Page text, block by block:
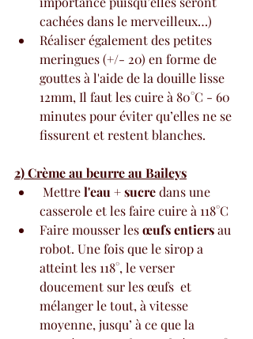
cachées dans le merveilleux…)
Réaliser également des petites
meringues (+/- 20) en forme de
gouttes à l'aide de la douille lisse
12mm, Il faut les cuire à 80°C - 60
minutes pour éviter qu’elles ne se
fissurent et restent blanches.
2) Crème au beurre au Baileys
Mettre l'eau + sucre dans une
casserole et les faire cuire à 118°C
Faire mousser les œufs entiers au
robot. Une fois que le sirop a
atteint les 118°, le verser
doucement sur les œufs  et
mélanger le tout, à vitesse
moyenne, jusqu’ à ce que la